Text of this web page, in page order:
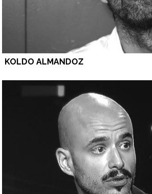
KOLDO ALMANDOZ